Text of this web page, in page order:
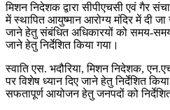
मिशन निदेशक द्वारा सीपीएचसी एवं गैर
में स्थापित आयुष्मान आरोग्य मंदिर में दी
जाने हेतु संबंधित अधिकारयों को समय-
जाने हेतु निर्देशित किया गया।
स्वाति एस. भदौरिया, मिशन निदेशक,
पर विशेष ध्यान दिए जाने हेतु निर्देशित
सफतापूर्ण आयोजन हेतु जनपदों को